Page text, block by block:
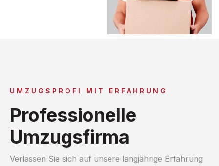
UMZUGSPROFI MIT ERFAHRUNG
Professionelle
Umzugsfirma
Verlassen Sie sich auf unsere langjährige Erfahrung